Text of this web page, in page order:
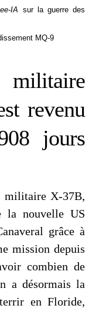
IA sur la guerre des
MQ-9
militaire
revenu
jours
militaire X-37B,
la nouvelle US
grâce à
mission depuis
combien de
a désormais la
en Floride,